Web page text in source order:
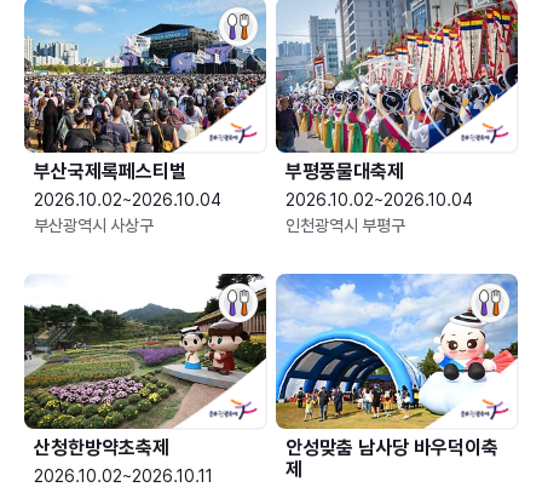
부산국제록페스티벌
2026.10.02~2026.10.04
부산광역시 사상구
부평풍물대축제
2026.10.02~2026.10.04
인천광역시 부평구
산청한방약초축제
2026.10.02~2026.10.11
안성맞춤 남사당 바우덕이축
제